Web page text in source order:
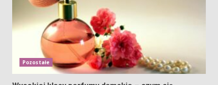
Pozostałe